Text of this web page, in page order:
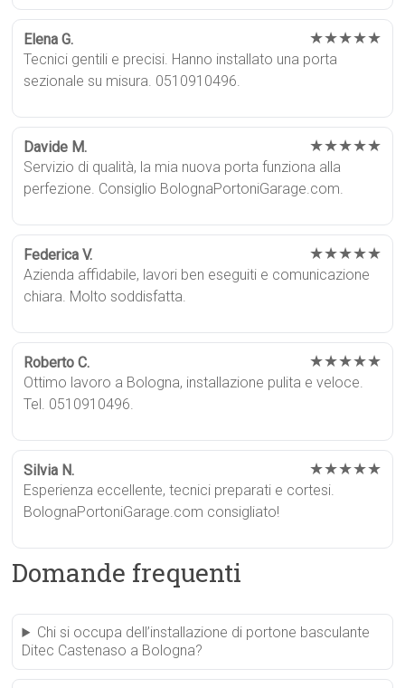
Elena G. ★★★★★
Tecnici gentili e precisi. Hanno installato una porta
sezionale su misura. 0510910496.
Davide M. ★★★★★
Servizio di qualità, la mia nuova porta funziona alla
perfezione. Consiglio BolognaPortoniGarage.com.
Federica V. ★★★★★
Azienda affidabile, lavori ben eseguiti e comunicazione
chiara. Molto soddisfatta.
Roberto C. ★★★★★
Ottimo lavoro a Bologna, installazione pulita e veloce.
Tel. 0510910496.
Silvia N. ★★★★★
Esperienza eccellente, tecnici preparati e cortesi.
BolognaPortoniGarage.com consigliato!
Domande frequenti
Chi si occupa dell’installazione di portone basculante
Ditec Castenaso a Bologna?